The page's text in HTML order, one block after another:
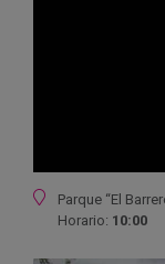
Ubicación
Parque “El
Horario: 10:00